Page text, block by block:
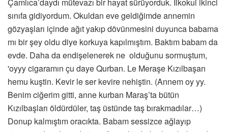
Çamlıca’daydı mütevazı bir hayat sürüyorduk. İlkokul ikinci
sınıfa gidiyordum. Okuldan eve geldiğimde annemin
gözyaşları içinde ağıt yakıp dövünmesini duyunca babama
mı bir şey oldu diye korkuya kapılmıştım. Baktım babam da
evde. Daha da endişelenerek ne olduğunu sormuştum,
'oyyy cigaramın çu daye Qurban. Le Meraşe Kızılbaşan
hemu kuştin. Kevir le ser kevire nehiştin. (Annem oy yy.
Benim ciğerim gitti, anne kurban Maraş’ta bütün
Kızılbaşları öldürdüler, taş üstünde taş bırakmadılar…)
Donup kalmıştım oracıkta. Babam sessizce ağlayıp